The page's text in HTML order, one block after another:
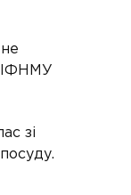
ІФНМУ
зі